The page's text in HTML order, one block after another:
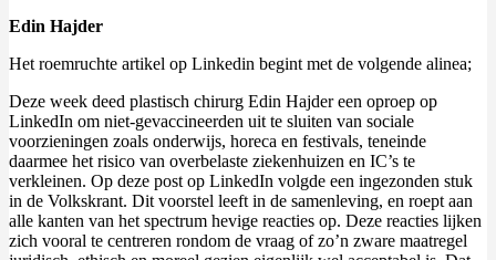
Edin Hajder
Het roemruchte artikel op Linkedin begint met de volgende alinea;
Deze week deed plastisch chirurg Edin Hajder een oproep op
LinkedIn om niet-gevaccineerden uit te sluiten van sociale
voorzieningen zoals onderwijs, horeca en festivals, teneinde
daarmee het risico van overbelaste ziekenhuizen en IC’s te
verkleinen. Op deze post op LinkedIn volgde een ingezonden stuk
in de Volkskrant. Dit voorstel leeft in de samenleving, en roept aan
alle kanten van het spectrum hevige reacties op. Deze reacties lijken
zich vooral te centreren rondom de vraag of zo’n zware maatregel